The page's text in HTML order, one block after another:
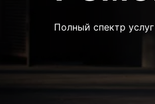
Полный спектр